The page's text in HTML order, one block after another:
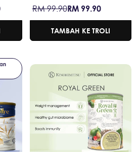
untuk lelaki dan wanita
menghidrat kulit kepala
dalam masa 12 minggu
PREVENT HAIR
LOSS / HAIR
GROWTH /
TREATMENT /
SCALP CARE
Harga
jualan
RM 99.90Harga
biasa
RM 99.90
TAMBAH KE TROLI